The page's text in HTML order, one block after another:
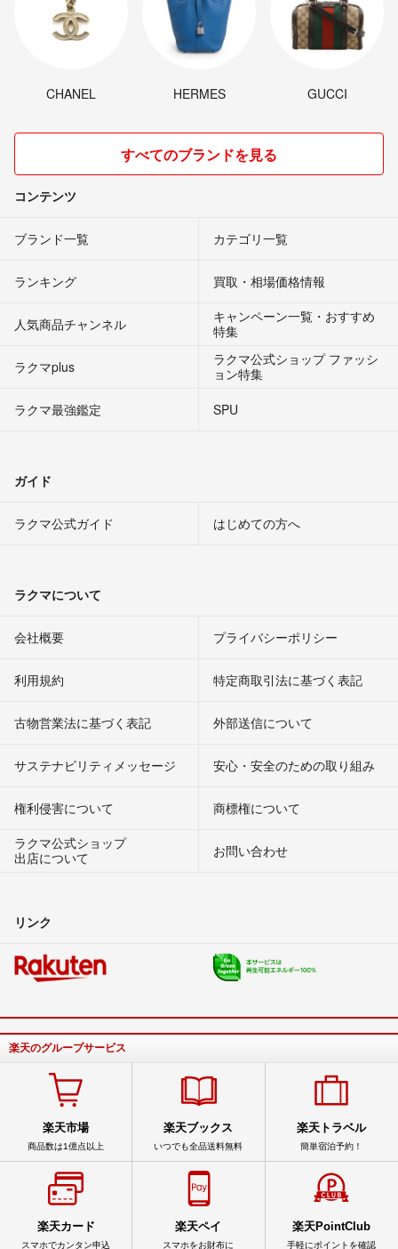
CHANEL HERMES GUCCI
すべてのブランドを見る
コンテンツ
ブランド一覧 カテゴリ一覧
ランキング 買取・相場価格情報
人気商品チャンネル
キャンペーン一覧・おすすめ
特集
ラクマplus
ラクマ公式ショップ ファッシ
ョン特集
ラクマ最強鑑定
SPU
ガイド
ラクマ公式ガイド はじめての方へ
ラクマについて
会社概要 プライバシーポリシー
利用規約 特定商取引法に基づく表記
古物営業法に基づく表記 外部送信について
サステナビリティメッセージ 安心・安全のための取り組み
権利侵害について
商標権について
ラクマ公式ショップ
出店について
お問い合わせ
リンク
楽天のグループサービス
楽天市場
商品数は1億点以上
楽天ブックス
いつでも全品送料無料
楽天トラベル
簡単宿泊予約！
楽天カード
スマホでカンタン申込
楽天ペイ
スマホをお財布に
楽天PointClub
手軽にポイントを確認